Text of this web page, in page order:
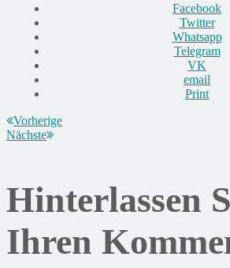
Facebook
Twitter
Whatsapp
Telegram
VK
email
Print
Vorherige
Nächste
Hinterlassen
Ihren